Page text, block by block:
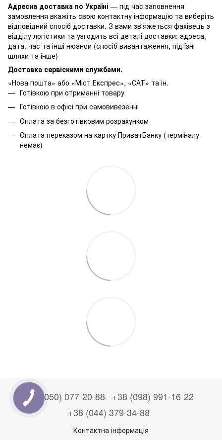
Адресна доставка по Україні — під час заповнення
замовлення вкажіть свою контактну інформацію та виберіть
відповідний спосіб доставки. З вами зв'яжеться фахівець з
відділу логістики та узгодить всі деталі доставки: адреса,
дата, час та інші нюанси (спосіб вивантаження, під'їзні
шляхи та інше)
Доставка сервісними службами.
«Нова пошта» або «Міст Експрес», «САТ» та ін.
Готівкою при отриманні товару
Готівкою в офісі при самовивезенні
Оплата за безготівковим розрахунком
Оплата переказом на картку ПриватБанку (терміналу
немає)
+38 (050) 077-20-88 +38 (098) 991-16-22
+38 (044) 379-34-88
Контактна інформація